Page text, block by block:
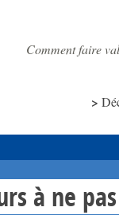
Comment faire
à ne pas